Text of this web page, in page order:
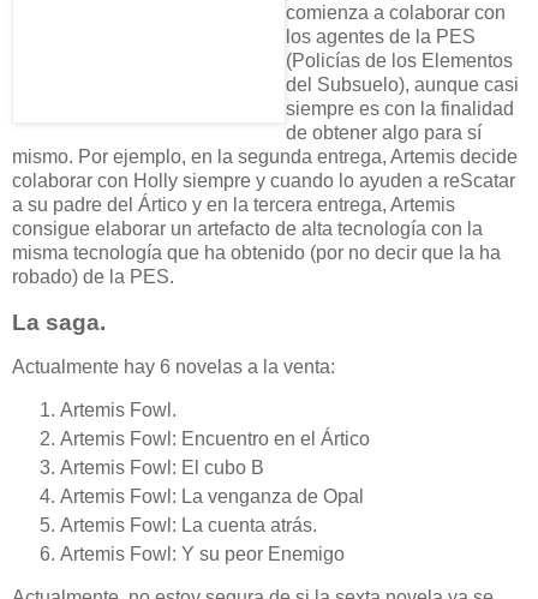
comienza a colaborar con
los agentes de la PES
(Policías de los Elementos
del Subsuelo), aunque casi
siempre es con la finalidad
de obtener algo para sí
mismo. Por ejemplo, en la segunda entrega, Artemis decide
colaborar con Holly siempre y cuando lo ayuden a reScatar
a su padre del Ártico y en la tercera entrega, Artemis
consigue elaborar un artefacto de alta tecnología con la
misma tecnología que ha obtenido (por no decir que la ha
robado) de la PES.
La saga.
Actualmente hay 6 novelas a la venta:
Artemis Fowl.
Artemis Fowl: Encuentro en el Ártico
Artemis Fowl: El cubo B
Artemis Fowl: La venganza de Opal
Artemis Fowl: La cuenta atrás.
Artemis Fowl: Y su peor Enemigo